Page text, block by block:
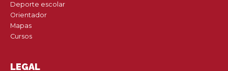
Deporte escolar
Orientador
Mapas
Cursos
LEGAL